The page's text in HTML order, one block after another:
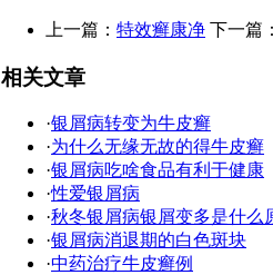
上一篇： 特效癣康净 下一篇：
相关文章
·银屑病转变为牛皮癣
·为什么无缘无故的得牛皮癣
·银屑病吃啥食品有利于健康
·性爱银屑病
·秋冬银屑病银屑变多是什么
·银屑病消退期的白色斑块
·中药治疗牛皮癣例